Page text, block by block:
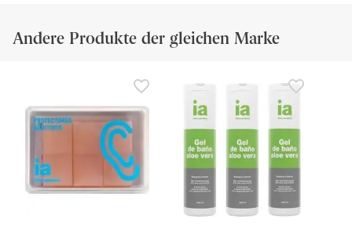
Andere Produkte der gleichen Marke